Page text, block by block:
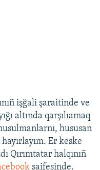
işğali şaraitinde ve
altında qarşılıamaq
hususan
Er keske
Qırımtatar halqınıñ
saifesinde.